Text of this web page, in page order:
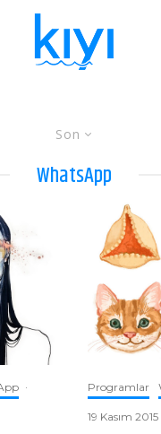
Son
WhatsApp
· Programlar
19 Kasım 2015